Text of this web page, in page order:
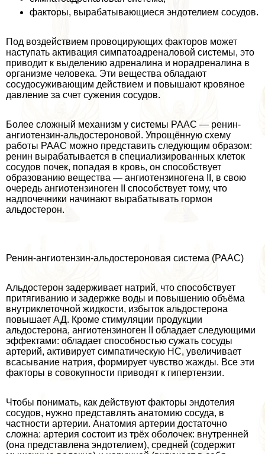
факторы, выpaбатывающиеся эндотелием сосудов.
Под воздействием провоцирующих факторов может
наступать активация симпатоадреналовой системы, это
приводит к выделению адреналина и норадреналина в
организме человека. Эти вещества обладают
сосудосуживающим действием и повышают кровяное
давление за счет сужения сосудов.
Более сложный механизм у системы РААС — ренин-
ангиотензин-альдостероновой. Упрощённую схему
работы РААС можно представить следующим образом:
ренин выpaбатывается в специализированных клеток
сосудов почек, попадая в кровь, он способствует
образованию вещества — ангиотензиногена II, в свою
очередь ангиотензиноген II способствует тому, что
надпочечники начинают выpaбатывать гормон
альдостерон.
Ренин-ангиотензин-альдостероновая система (РААС)
Альдостерон задерживает натрий, что способствует
притягиванию и задержке воды и повышению объёма
внутриклеточной жидкости, избыток альдостерона
повышает АД. Кроме стимуляции продукции
альдостерона, ангиотензиноген II обладает следующими
эффектами: обладает способностью сужать сосуды
артерий, активирует симпатическую НС, увеличивает
всасывание натрия, формирует чувство жажды. Все эти
факторы в совокупности приводят к гипертензии.
Чтобы понимать, как действуют факторы эндотелия
сосудов, нужно представлять анатомию сосуда, в
частности артерии. Анатомия артерии достаточно
сложна: артерия состоит из трёх оболочек: внутренней
(она представлена эндотелием), средней (содержит